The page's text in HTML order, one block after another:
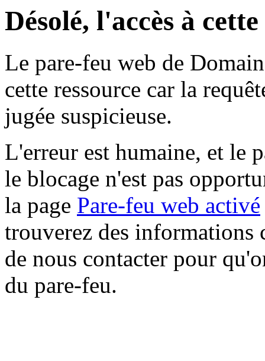
Désolé, l'accès à
Le pare-feu web de
cette ressource car la
jugée suspicieuse.
L'erreur est humaine, et le
le blocage n'est pas
la page Pare-feu web activé
trouverez des informations
de nous contacter pour
du pare-feu.